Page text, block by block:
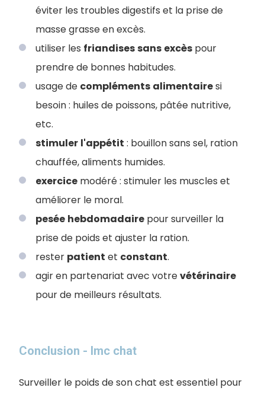
éviter les troubles digestifs et la prise de
masse grasse en excès.
utiliser les friandisessans excès pour
prendre de bonnes habitudes.
usage de compléments alimentairesi
besoin : huiles de poissons, pâtée nutritive,
etc.
stimuler l'appétit : bouillon sans sel, ration
chauffée, aliments humides.
exercice modéré : stimuler les muscles et
améliorer le moral.
pesée hebdomadaire pour surveiller la
prise de poids et ajuster la ration.
rester patient et constant.
agir en partenariat avec votrevétérinaire
pour de meilleurs résultats.
Conclusion - Imc chat
Surveiller le poids de son chat est essentiel pour